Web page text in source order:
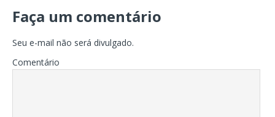
Faça um comentário
Seu e-mail não será divulgado.
Comentário